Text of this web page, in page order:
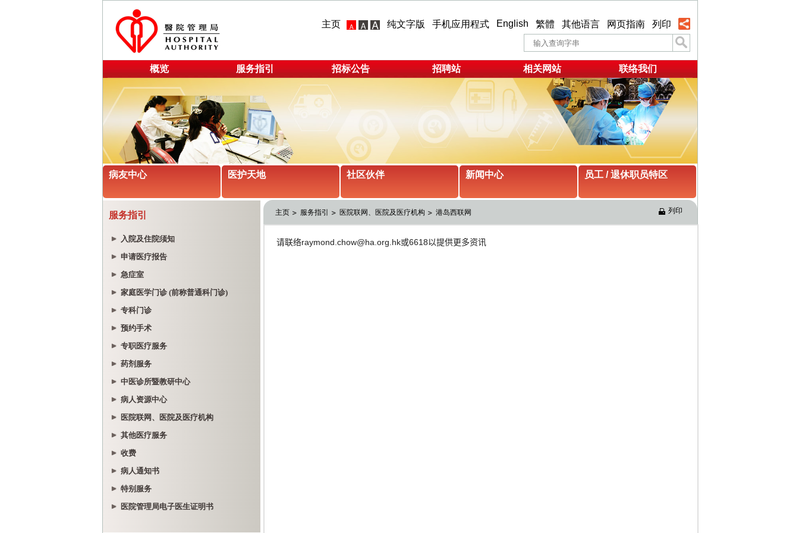
主页 纯文字版 手机应用程式 English 繁體 其他语言 网页指南 列印
概览 服务指引 招标公告 招聘站 相关网站 联络我们
病友中心 医护天地 社区伙伴 新闻中心 员工 / 退休职员特区
服务指引
入院及住院须知
申请医疗报告
急症室
家庭医学门诊 (前称普通科门诊)
专科门诊
预约手术
专职医疗服务
药剂服务
中医诊所暨教研中心
病人资源中心
医院联网、医院及医疗机构
其他医疗服务
收费
病人通知书
特别服务
医院管理局电子医生证明书
主页 服务指引 医院联网、医院及医疗机构 港岛西联网 列印